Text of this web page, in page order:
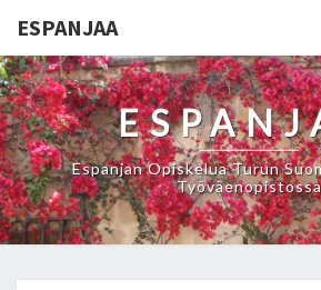
ESPANJAA
Espanjan Opiskelua Turun
Työväenopistossa